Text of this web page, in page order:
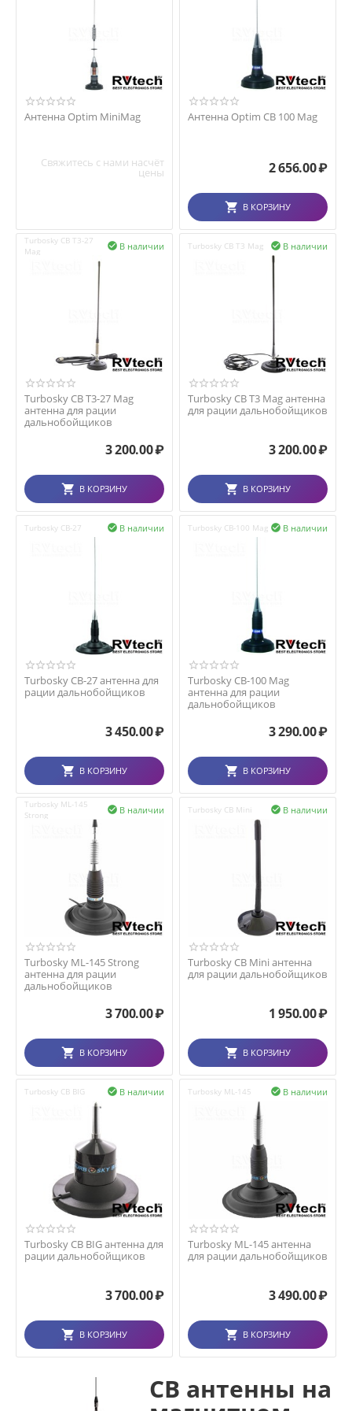
Антенна Optim MiniMag
Свяжитесь с нами насчёт
цены
Антенна Optim CB 100 Mag
2 656.00₽
В КОРЗИНУ
Turbosky CB T3-27
Mag
В наличии

Turbosky CB T3-27 Mag
антенна для рации
дальнобойщиков
3 200.00₽
В КОРЗИНУ
Turbosky CB T3 Mag В наличии

Turbosky CB T3 Mag антенна
для рации дальнобойщиков
3 200.00₽
В КОРЗИНУ
Turbosky CB-27 В наличии

Turbosky CB-27 антенна для
рации дальнобойщиков
3 450.00₽
В КОРЗИНУ
Turbosky CB-100 Mag В наличии

Turbosky CB-100 Mag
антенна для рации
дальнобойщиков
3 290.00₽
В КОРЗИНУ
Turbosky ML-145
Strong
В наличии

Turbosky ML-145 Strong
антенна для рации
дальнобойщиков
3 700.00₽
В КОРЗИНУ
Turbosky CB Mini В наличии

Turbosky CB Mini антенна
для рации дальнобойщиков
1 950.00₽
В КОРЗИНУ
Turbosky CB BIG В наличии

Turbosky CB BIG антенна для
рации дальнобойщиков
3 700.00₽
В КОРЗИНУ
Turbosky ML-145 В наличии

Turbosky ML-145 антенна
для рации дальнобойщиков
3 490.00₽
В КОРЗИНУ
CB антенны на